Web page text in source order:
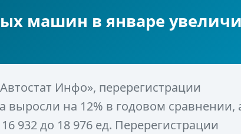
машин в январе
Инфо», перерегистрации
выросли на 12% в годовом сравнении,
932 до 18 976 ед. Перерегистрации